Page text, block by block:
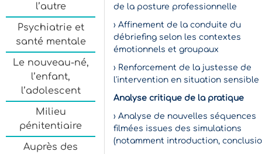
l’autre
Psychiatrie et
santé mentale
Le nouveau-né,
l’enfant,
l’adolescent
Milieu
pénitentiaire
Auprès des
de la posture professionnelle
› Affinement de la conduite du
débriefing selon les contextes
émotionnels et groupaux
› Renforcement de la justesse de
l'intervention en situation sensible
Analyse critique de la pratique
› Analyse de nouvelles séquences
filmées issues des simulations
(notamment introduction,